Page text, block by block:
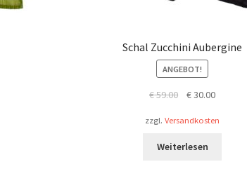
Schal Zucchini Aubergine
ANGEBOT!
€59.00
Ursprünglicher
war:
€ 59.00
€30.00Aktueller
ist:
zzgl.Versandkosten
Weiterlesen